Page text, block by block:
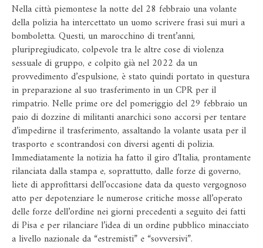
Nella città piemontese la notte del 28 febbraio una volante
della polizia ha intercettato un uomo scrivere frasi sui muri a
bomboletta. Questi, un marocchino di trent’anni,
pluripregiudicato, colpevole tra le altre cose di violenza
sessuale di gruppo, e colpito già nel 2022 da un
provvedimento d’espulsione, è stato quindi portato in questura
in preparazione al suo trasferimento in un CPR per il
rimpatrio. Nelle prime ore del pomeriggio del 29 febbraio un
paio di dozzine di militanti anarchici sono accorsi per tentare
d’impedirne il trasferimento, assaltando la volante usata per il
trasporto e scontrandosi con diversi agenti di polizia.
Immediatamente la notizia ha fatto il giro d’Italia, prontamente
rilanciata dalla stampa e, soprattutto, dalle forze di governo,
liete di approfittarsi dell’occasione data da questo vergognoso
atto per depotenziare le numerose critiche mosse all’operato
delle forze dell’ordine nei giorni precedenti a seguito dei fatti
di Pisa e per rilanciare l’idea di un ordine pubblico minacciato
a livello nazionale da “estremisti” e “sovversivi”.